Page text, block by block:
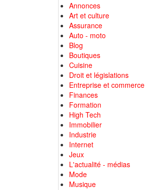
Annonces
Art et culture
Assurance
Auto - moto
Blog
Boutiques
Cuisine
Droit et législations
Entreprise et commerce
Finances
Formation
High Tech
Immobilier
Industrie
Internet
Jeux
L'actualité - médias
Mode
Musique